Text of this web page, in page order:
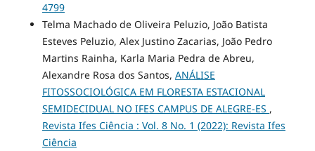
4799
Telma Machado de Oliveira Peluzio, João Batista
Esteves Peluzio, Alex Justino Zacarias, João Pedro
Martins Rainha, Karla Maria Pedra de Abreu,
Alexandre Rosa dos Santos, ANÁLISE
FITOSSOCIOLÓGICA EM FLORESTA ESTACIONAL
SEMIDECIDUAL NO IFES CAMPUS DE ALEGRE-ES ,
Revista Ifes Ciência : Vol. 8 No. 1 (2022): Revista Ifes
Ciência